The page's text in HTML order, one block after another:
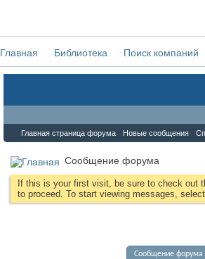
Главная Библиотека Поиск компаний
Главная страница форума Новые сообщения
Сообщение форума
If this is your first visit, be sure to check out
to proceed. To start viewing messages,
Сообщение форума